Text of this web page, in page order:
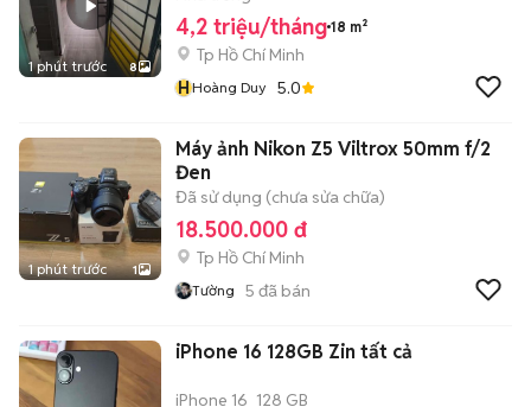
1 phút trước 8
4,2 triệu/tháng 18 m²
Tp Hồ Chí Minh
HHoàng Duy 5.0
1 phút trước 1
Máy ảnh Nikon Z5 Viltrox 50mm f/2
Đen
Đã sử dụng (chưa sửa chữa)
18.500.000 đ
Tp Hồ Chí Minh
Tường 5 đã bán
iPhone 16 128GB Zin tất cả
iPhone 16 128 GB